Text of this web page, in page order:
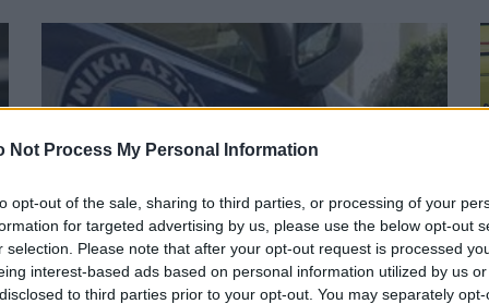
Not Process My Personal Information
opt-out of the sale, sharing to third parties, or processing of your
for targeted advertising by us, please use the below opt-out
selection. Please note that after your opt-out request is processed
interest-based ads based on personal information utilized by us
to third parties prior to your opt-out. You may separately